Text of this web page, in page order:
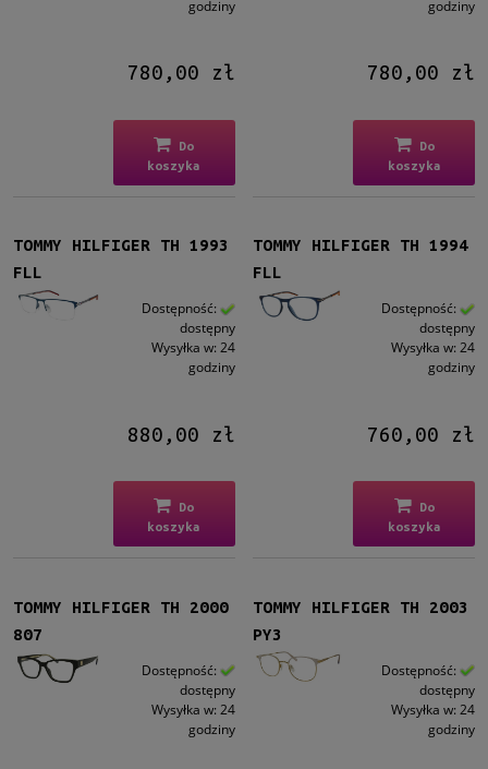
godziny
780,00 zł
Do
koszyka
godziny
780,00 zł
Do
koszyka
TOMMY HILFIGER TH 1993
FLL
Dostępność:
dostępny
Wysyłka w: 24
godziny
880,00 zł
Do
koszyka
TOMMY HILFIGER TH 1994
FLL
Dostępność:
dostępny
Wysyłka w: 24
godziny
760,00 zł
Do
koszyka
TOMMY HILFIGER TH 2000
807
Dostępność:
dostępny
Wysyłka w: 24
godziny
TOMMY HILFIGER TH 2003
PY3
Dostępność:
dostępny
Wysyłka w: 24
godziny